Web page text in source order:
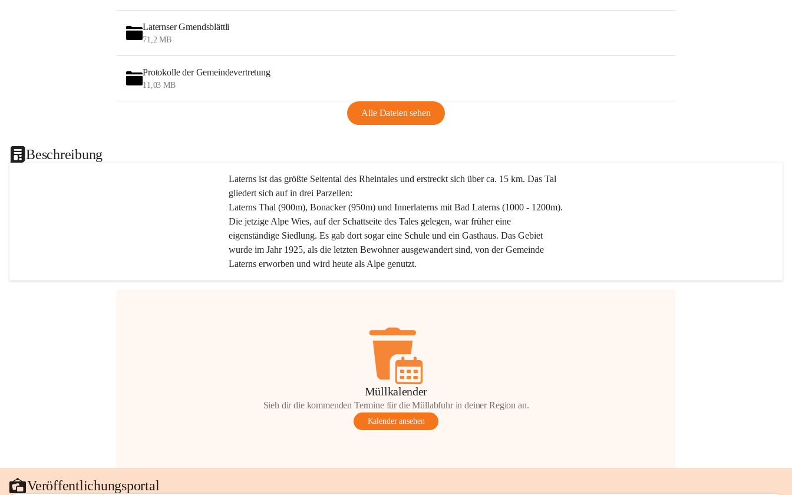
Laternser Gmendsblättli
71,2 MB
Protokolle der Gemeindevertretung
11,03 MB
Alle Dateien sehen
Beschreibung
Laterns ist das größte Seitental des Rheintales und erstreckt sich über ca. 15 km. Das Tal
gliedert sich auf in drei Parzellen:
Laterns Thal (900m), Bonacker (950m) und Innerlaterns mit Bad Laterns (1000 - 1200m).
Die jetzige Alpe Wies, auf der Schattseite des Tales gelegen, war früher eine
eigenständige Siedlung. Es gab dort sogar eine Schule und ein Gasthaus. Das Gebiet
wurde im Jahr 1925, als die letzten Bewohner ausgewandert sind, von der Gemeinde
Laterns erworben und wird heute als Alpe genutzt.
Müllkalender
Sieh dir die kommenden Termine für die Müllabfuhr in deiner Region an.
Kalender ansehen
Veröffentlichungsportal